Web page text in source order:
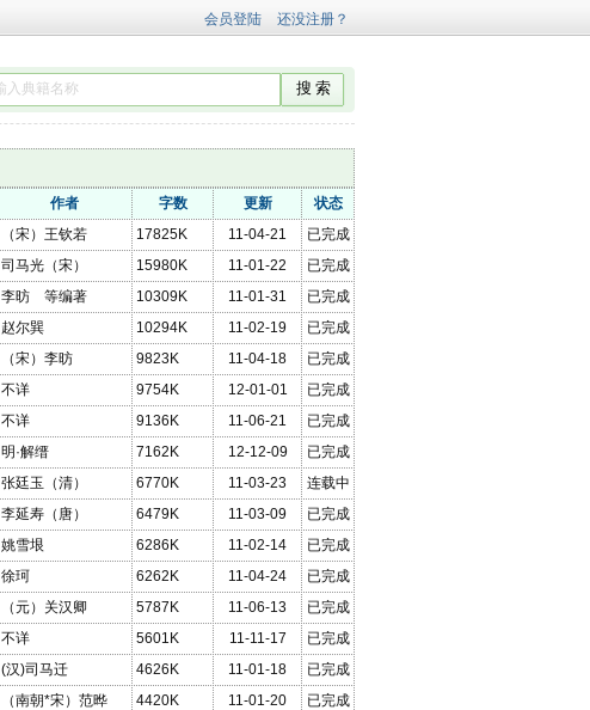
作者 字数 更新
状态
（宋）王钦若 17825K 11-04-21
已完成
司马光（宋） 15980K 11-01-22
已完成
李昉 等编著 10309K 11-01-31
已完成
赵尔巽 10294K 11-02-19
已完成
（宋）李昉 9823K 11-04-18
已完成
不详 9754K 12-01-01
已完成
不详 9136K 11-06-21
已完成
明·解缙 7162K 12-12-09
已完成
张廷玉（清） 6770K 11-03-23
连载中
李延寿（唐） 6479K 11-03-09
已完成
姚雪垠 6286K 11-02-14
已完成
徐珂 6262K 11-04-24
已完成
（元）关汉卿 5787K 11-06-13
已完成
不详 5601K 11-11-17
已完成
(汉)司马迁 4626K 11-01-18
已完成
（南朝*宋）范晔 4420K 11-01-20 已完成